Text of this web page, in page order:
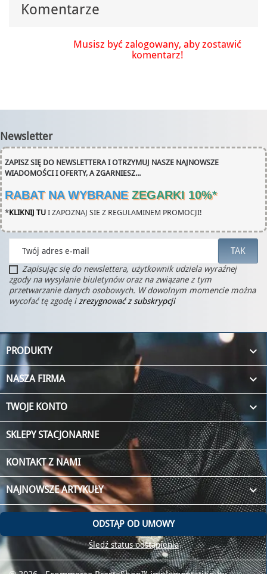
Komentarze
Musisz być zalogowany, aby zostawić
komentarz!
Newsletter
ZAPISZ SIĘ DO NEWSLETTERA I OTRZYMUJ NASZE NAJNOWSZE
WIADOMOŚCI I OFERTY, A ZGARNIESZ...
RABAT NA WYBRANE ZEGARKI 10%*
*KLIKNIJ TU I ZAPOZNAJ SIE Z REGULAMINEM PROMOCJI!
Zapisując się do newslettera, użytkownik udziela wyraźnej
zgody na wysyłanie biuletynów oraz na związane z tym
przetwarzanie danych osobowych. W dowolnym momencie można
wycofać tę zgodę izrezygnować z subskrypcji
PRODUKTY 
NASZA FIRMA 
TWOJE KONTO 
SKLEPY STACJONARNE
KONTAKT Z NAMI
NAJNOWSZE ARTYKUŁY keyboard_arrow_down
ODSTĄP OD UMOWY
Śledź status odstąpienia